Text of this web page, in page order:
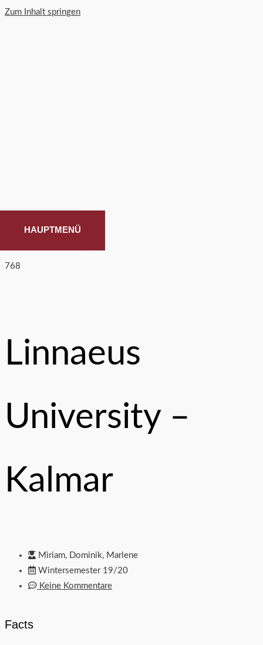
Zum Inhalt springen
HAUPTMENÜ
Linnaeus
University –
Kalmar
Miriam, Dominik, Marlene
Wintersemester 19/20
Keine Kommentare
Facts